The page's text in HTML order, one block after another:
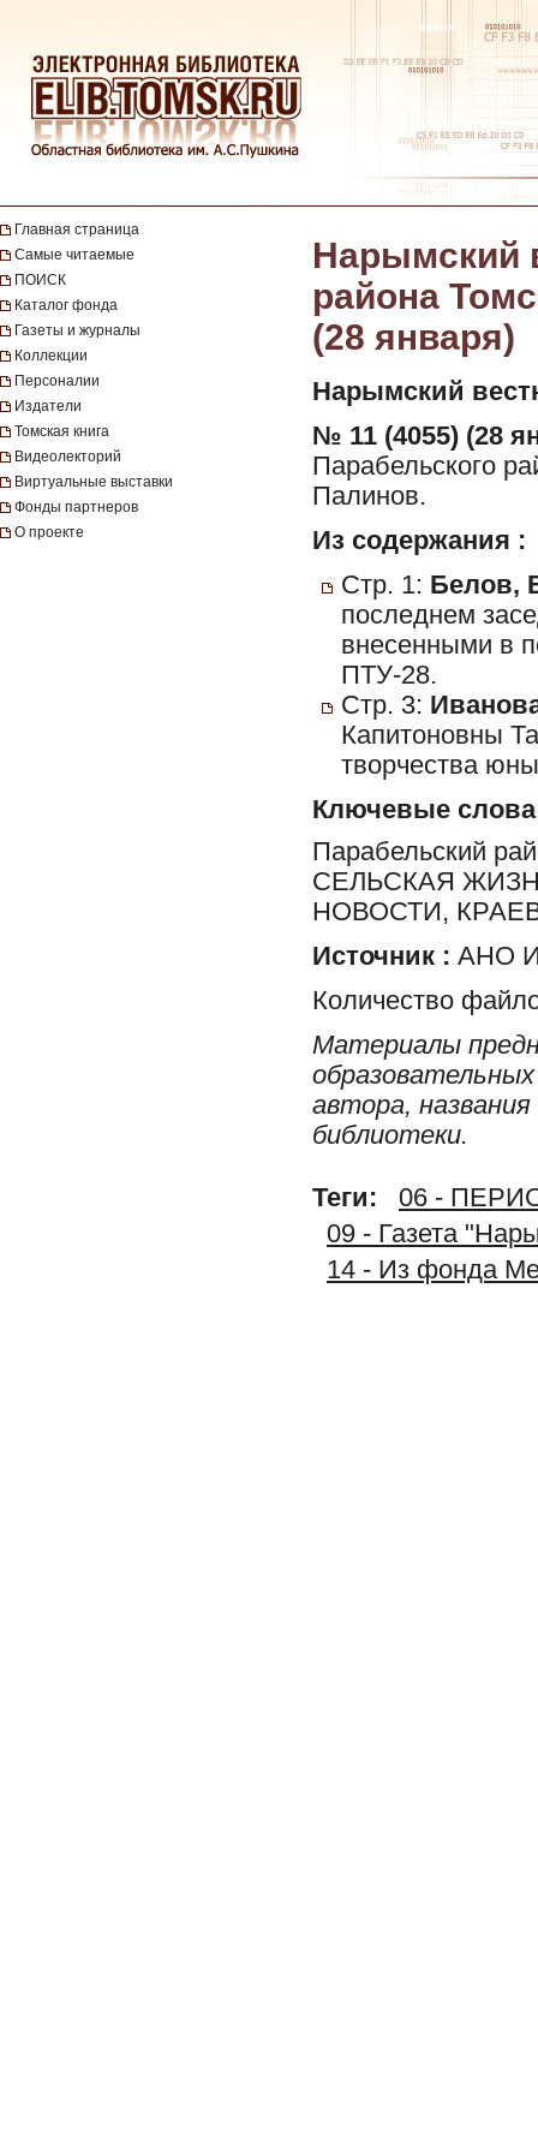
Главная страница
Самые читаемые
ПОИСК
Каталог фонда
Газеты и журналы
Коллекции
Персоналии
Издатели
Томская книга
Видеолекторий
Виртуальные выставки
Фонды партнеров
О проекте
Нарымский
района
(28 января)
Нарымский
№ 11 (4055) (28
Парабельского
Палинов.
Из содержания :
Стр. 1: Белов,
последнем
внесенными в
ПТУ-28.
Стр. 3:
Капитоновны
творчества
Ключевые слова
Парабельский
СЕЛЬСКАЯ
НОВОСТИ,
Источник : АНО
Количество
Материалы
автора,
библиотеки.
Теги:
06 -
09 - Газета
14 - Из фонда